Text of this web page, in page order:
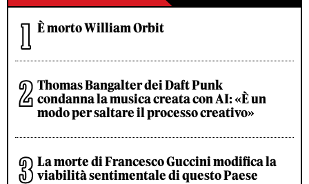
È morto William Orbit
Thomas Bangalter dei Daft Punk
condanna la musica creata con AI: «È un
modo per saltare il processo creativo»
La morte di Francesco Guccini modifica la
viabilità sentimentale di questo Paese